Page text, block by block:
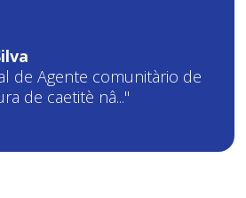
de Agente comunitàrio de
de caetitè nâ..."